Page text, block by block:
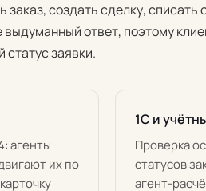
заказ, создать сделку,
ответ, поэтому
статус заявки.
агенты
их по
1С и
Проверка
статусов
агент-